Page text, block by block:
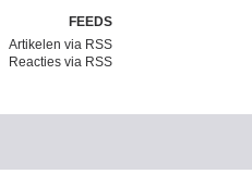
FEEDS
Artikelen via RSS
Reacties via RSS